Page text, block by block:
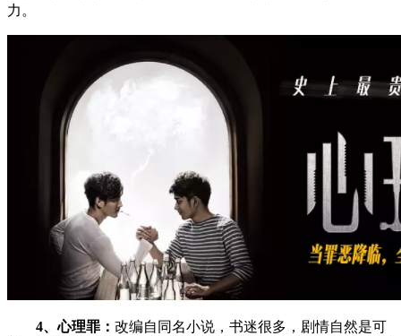
力。
4、心理罪： 改编自同名小说，书迷很多，剧情自然是可